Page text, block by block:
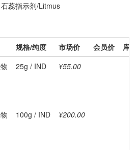
石蕊指示剂/Litmus
规格/纯度 市场价 会员价
库存
25g / IND ¥55.00
100g / IND ¥200.00